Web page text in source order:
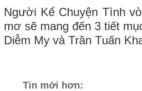
Người Kể Chuyện Tình
mơ sẽ mang đến 3 tiết
Diễm My và Trần Tuấn
Tin mới hơn: